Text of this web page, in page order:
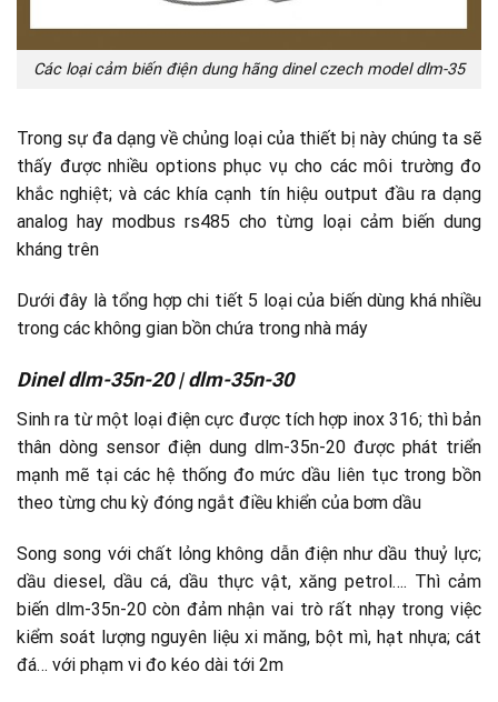
Các loại cảm biến điện dung hãng dinel czech model dlm-35
Trong sự đa dạng về chủng loại của thiết bị này chúng ta sẽ
thấy được nhiều options phục vụ cho các môi trường đo
khắc nghiệt; và các khía cạnh tín hiệu output đầu ra dạng
analog hay modbus rs485 cho từng loại cảm biến dung
kháng trên
Dưới đây là tổng hợp chi tiết 5 loại của biến dùng khá nhiều
trong các không gian bồn chứa trong nhà máy
Dinel dlm-35n-20 | dlm-35n-30
Sinh ra từ một loại điện cực được tích hợp inox 316; thì bản
thân dòng sensor điện dung dlm-35n-20 được phát triển
mạnh mẽ tại các hệ thống đo mức dầu liên tục trong bồn
theo từng chu kỳ đóng ngắt điều khiển của bơm dầu
Song song với chất lỏng không dẫn điện như dầu thuỷ lực;
dầu diesel, dầu cá, dầu thực vật, xăng petrol…. Thì cảm
biến dlm-35n-20 còn đảm nhận vai trò rất nhạy trong việc
kiểm soát lượng nguyên liệu xi măng, bột mì, hạt nhựa; cát
đá… với phạm vi đo kéo dài tới 2m